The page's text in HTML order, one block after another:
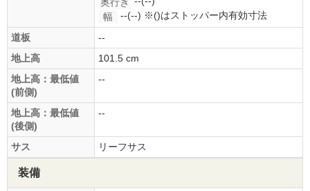
幅
--(--) ※()はストッパー内有効寸法
道板
--
地上高
101.5 cm
地上高：最低値
(前側)
--
地上高：最低値
(後側)
--
サス リーフサス
装備